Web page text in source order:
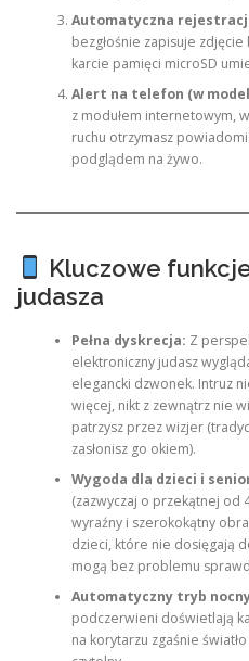
Automatyczna
bezgłośnie zapisuje
karcie pamięci microSD
Alert na telefon (w
z modułem internetowym,
ruchu otrzymasz
podglądem na żywo.
Kluczowe
judasza
Pełna dyskrecja: Z
elektroniczny judasz
elegancki dzwonek. Intruz
więcej, nikt z zewnątrz nie
patrzysz przez wizjer
zasłonisz go okiem).
Wygoda dla dzieci i
(zazwyczaj o przekątnej od
wyraźny i szerokokątny
dzieci, które nie dosięgają
mogą bez problemu
Automatyczny tryb
podczerwieni doświetlają
na korytarzu zgaśnie